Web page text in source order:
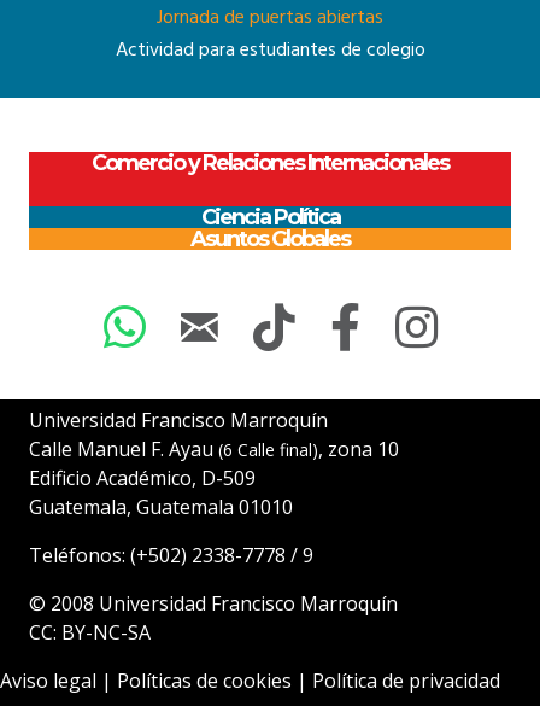
Jornada de puertas abiertas
Actividad para estudiantes de colegio
Comercio y Relaciones Internacionales
Ciencia Política
Asuntos Globales
Universidad Francisco Marroquín
Calle Manuel F. Ayau (6 Calle final), zona 10
Edificio Académico, D-509
Guatemala, Guatemala 01010
Teléfonos: (+502) 2338-7778 /9
© 2008 Universidad Francisco Marroquín
CC: BY-NC-SA
Aviso legal | Políticas de cookies | Política de privacidad